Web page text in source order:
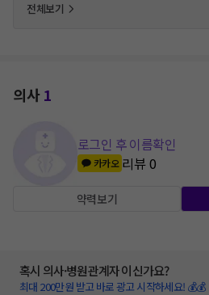
전체보기
의사1
로그인 후 이름확인
카카오 리뷰0
약력보기
혹시 의사·병원관계자 이신가요?
최대 200만원 받고 바로 광고 시작하세요! 💰💰